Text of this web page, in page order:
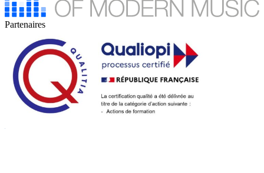
Partenaires